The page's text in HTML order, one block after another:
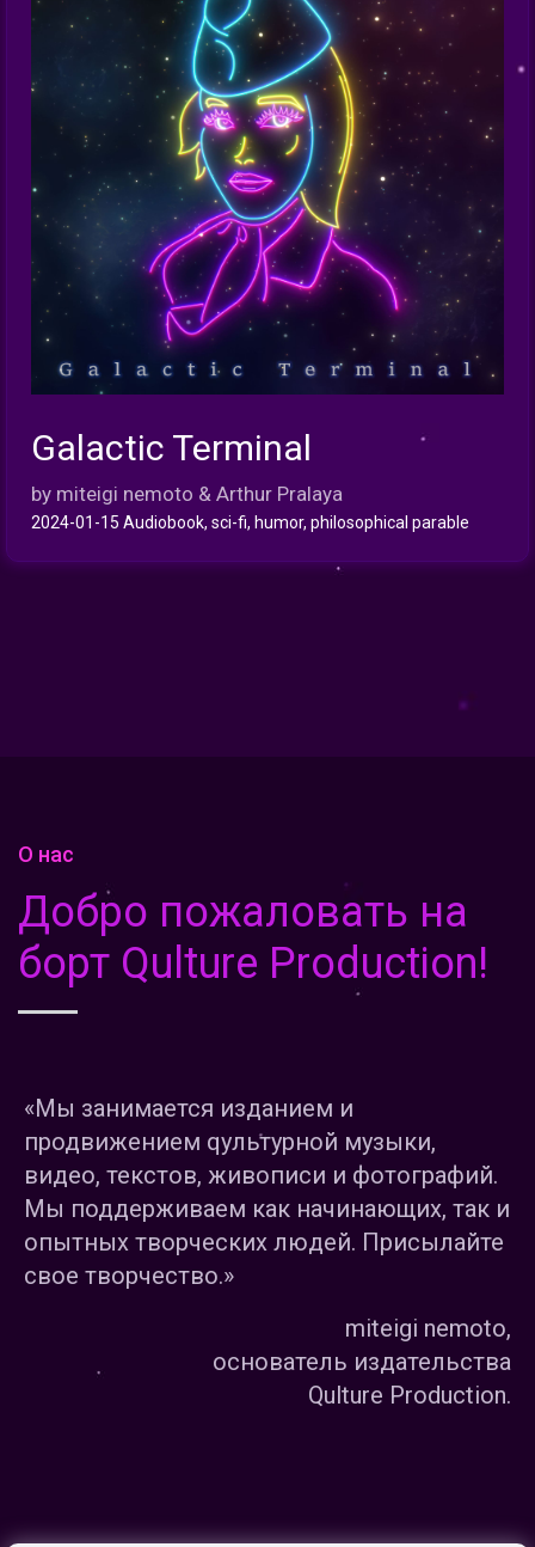
INFO
Galactic Terminal
by miteigi nemoto & Arthur Pralaya
2024-01-15 Audiobook, sci-fi, humor, philosophical parable
О нас
Добро пожаловать на
борт Qulture Production!
«Мы занимается изданием и
продвижением qультурной музыки,
видео, текстов, живописи и фотографий.
Мы поддерживаем как начинающих, так и
опытных творческих людей. Присылайте
свое творчество.»
miteigi nemoto,
основатель издательства
Qulture Production.